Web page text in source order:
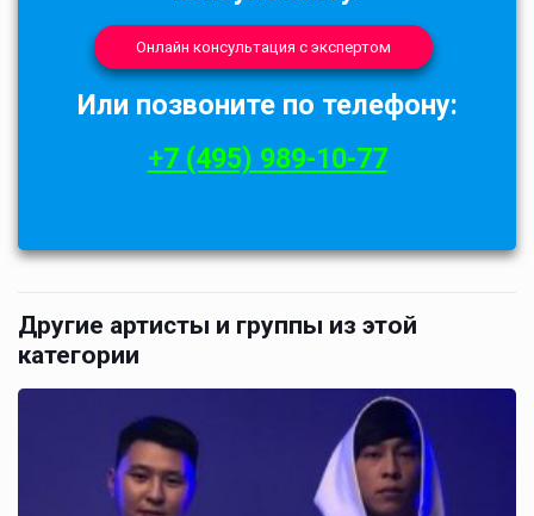
Онлайн консультация с экспертом
Или позвоните по телефону:
+7 (495) 989-10-77
Другие артисты и группы из этой
категории